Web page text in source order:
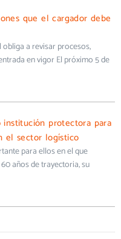
que el cargador debe
a revisar procesos,
en vigor El próximo 5 de
institución protectora para
el sector logístico
para ellos en el que
años de trayectoria, su